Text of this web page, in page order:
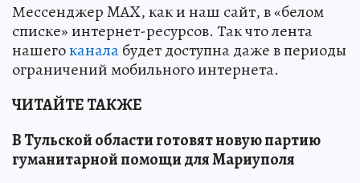
Мессенджер MAX, как и наш сайт, в «белом
списке» интернет-ресурсов. Так что лента
нашегоканалабудет доступна даже в периоды
ограничений мобильного интернета.
ЧИТАЙТЕ ТАКЖЕ
В Тульской области готовят новую партию
гуманитарной помощи для Мариуполя